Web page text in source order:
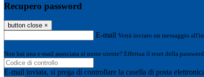
Recupero password
button close ×
E-mail Verrà inviato un messaggio
Non hai una e-mail associata al nome utente? Effettua il reset della
E-mail inviata, si prega di controllare la casella di posta